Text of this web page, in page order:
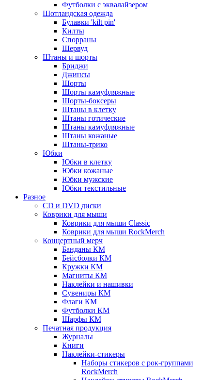
Футболки с эквалайзером
Шотландская одежда
Булавки 'kilt pin'
Килты
Спорраны
Шервуд
Штаны и шорты
Бриджи
Джинсы
Шорты
Шорты камуфляжные
Шорты-боксеры
Штаны в клетку
Штаны готические
Штаны камуфляжные
Штаны кожаные
Штаны-трико
Юбки
Юбки в клетку
Юбки кожаные
Юбки мужские
Юбки текстильные
Разное
CD и DVD диски
Коврики для мыши
Коврики для мыши Classic
Коврики для мыши RockMerch
Концертный мерч
Банданы КМ
Бейсболки КМ
Кружки КМ
Магниты КМ
Наклейки и нашивки
Сувениры КМ
Флаги КМ
Футболки КМ
Шарфы КМ
Печатная продукция
Журналы
Книги
Наклейки-стикеры
Наборы стикеров с рок-группами
RockMerch